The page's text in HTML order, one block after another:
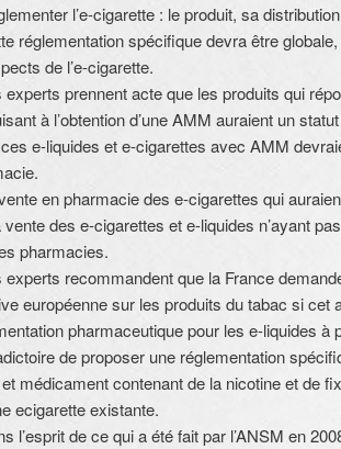
l’e-cigarette : le produit, sa
réglementation spécifique devra être
de l’e-cigarette.
experts prennent acte que les produits qui
à l’obtention d’une AMM auraient un
e-liquides et e-cigarettes avec AMM
en pharmacie des e-cigarettes qui
vente des e-cigarettes et e-liquides n’ayant
pharmacies.
experts recommandent que la France
européenne sur les produits du tabac si cet
pharmaceutique pour les e-liquides à
de proposer une réglementation
médicament contenant de la nicotine et de
ecigarette existante.
l’esprit de ce qui a été fait par l’ANSM en